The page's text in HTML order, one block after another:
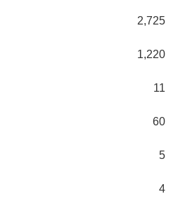
2,725
1,220
11
60
5
4